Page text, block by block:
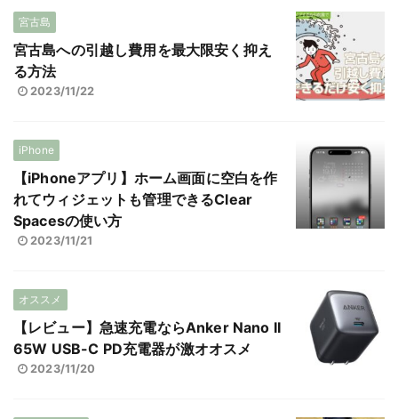
宮古島
宮古島への引越し費用を最大限安く抑え
る方法
2023/11/22
iPhone
【iPhoneアプリ】ホーム画面に空白を作
れてウィジェットも管理できるClear
Spacesの使い方
2023/11/21
オススメ
【レビュー】急速充電ならAnker Nano II
65W USB-C PD充電器が激オオスメ
2023/11/20